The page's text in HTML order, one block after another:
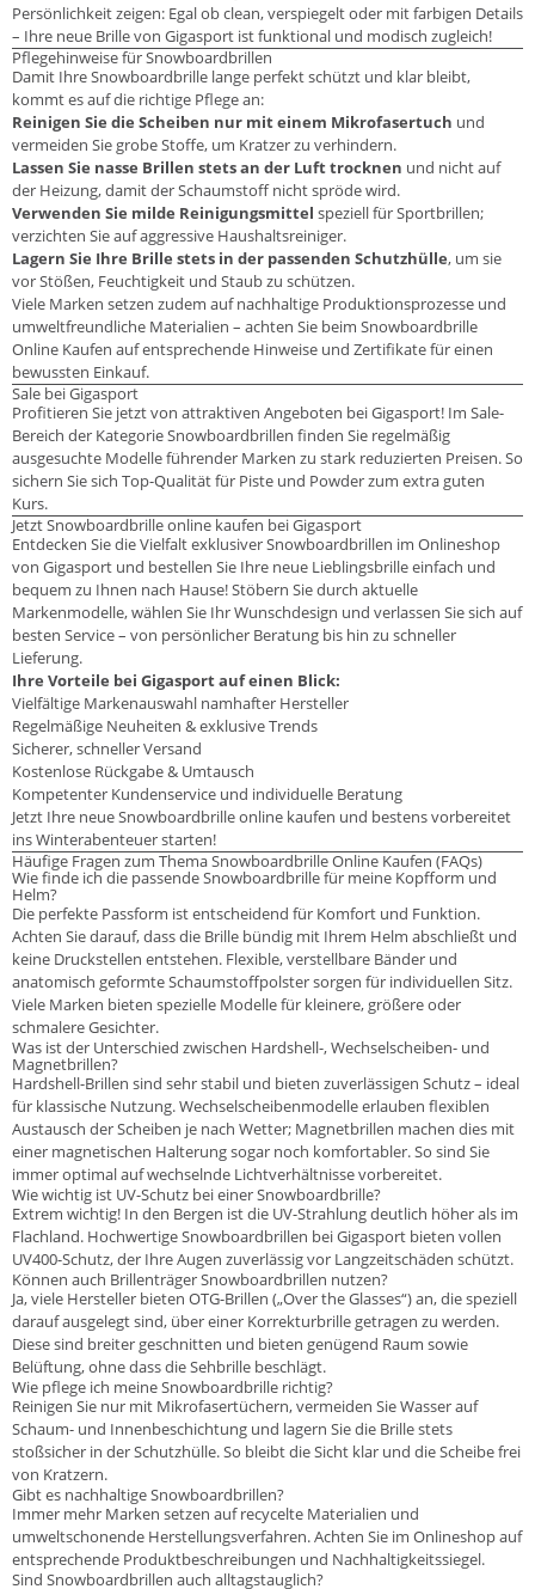
Persönlichkeit zeigen: Egal ob clean, verspiegelt oder mit farbigen Details
– Ihre neue Brille von Gigasport ist funktional und modisch zugleich!
Pflegehinweise für Snowboardbrillen
Damit Ihre Snowboardbrille lange perfekt schützt und klar bleibt,
kommt es auf die richtige Pflege an:
Reinigen Sie die Scheiben nur mit einem Mikrofasertuch und
vermeiden Sie grobe Stoffe, um Kratzer zu verhindern.
Lassen Sie nasse Brillen stets an der Luft trocknen und nicht auf
der Heizung, damit der Schaumstoff nicht spröde wird.
Verwenden Sie milde Reinigungsmittel speziell für Sportbrillen;
verzichten Sie auf aggressive Haushaltsreiniger.
Lagern Sie Ihre Brille stets in der passenden Schutzhülle, um sie
vor Stößen, Feuchtigkeit und Staub zu schützen.
Viele Marken setzen zudem auf nachhaltige Produktionsprozesse und
umweltfreundliche Materialien – achten Sie beim Snowboardbrille
Online Kaufen auf entsprechende Hinweise und Zertifikate für einen
bewussten Einkauf.
Sale bei Gigasport
Profitieren Sie jetzt von attraktiven Angeboten bei Gigasport! Im Sale-
Bereich der Kategorie Snowboardbrillen finden Sie regelmäßig
ausgesuchte Modelle führender Marken zu stark reduzierten Preisen. So
sichern Sie sich Top-Qualität für Piste und Powder zum extra guten
Kurs.
Jetzt Snowboardbrille online kaufen bei Gigasport
Entdecken Sie die Vielfalt exklusiver Snowboardbrillen im Onlineshop
von Gigasport und bestellen Sie Ihre neue Lieblingsbrille einfach und
bequem zu Ihnen nach Hause! Stöbern Sie durch aktuelle
Markenmodelle, wählen Sie Ihr Wunschdesign und verlassen Sie sich auf
besten Service – von persönlicher Beratung bis hin zu schneller
Lieferung.
Ihre Vorteile bei Gigasport auf einen Blick:
Vielfältige Markenauswahl namhafter Hersteller
Regelmäßige Neuheiten & exklusive Trends
Sicherer, schneller Versand
Kostenlose Rückgabe & Umtausch
Kompetenter Kundenservice und individuelle Beratung
Jetzt Ihre neue Snowboardbrille online kaufen und bestens vorbereitet
ins Winterabenteuer starten!
Häufige Fragen zum Thema Snowboardbrille Online Kaufen (FAQs)
Wie finde ich die passende Snowboardbrille für meine Kopfform und
Helm?
Die perfekte Passform ist entscheidend für Komfort und Funktion.
Achten Sie darauf, dass die Brille bündig mit Ihrem Helm abschließt und
keine Druckstellen entstehen. Flexible, verstellbare Bänder und
anatomisch geformte Schaumstoffpolster sorgen für individuellen Sitz.
Viele Marken bieten spezielle Modelle für kleinere, größere oder
schmalere Gesichter.
Was ist der Unterschied zwischen Hardshell-, Wechselscheiben- und
Magnetbrillen?
Hardshell-Brillen sind sehr stabil und bieten zuverlässigen Schutz – ideal
für klassische Nutzung. Wechselscheibenmodelle erlauben flexiblen
Austausch der Scheiben je nach Wetter; Magnetbrillen machen dies mit
einer magnetischen Halterung sogar noch komfortabler. So sind Sie
immer optimal auf wechselnde Lichtverhältnisse vorbereitet.
Wie wichtig ist UV-Schutz bei einer Snowboardbrille?
Extrem wichtig! In den Bergen ist die UV-Strahlung deutlich höher als im
Flachland. Hochwertige Snowboardbrillen bei Gigasport bieten vollen
UV400-Schutz, der Ihre Augen zuverlässig vor Langzeitschäden schützt.
Können auch Brillenträger Snowboardbrillen nutzen?
Ja, viele Hersteller bieten OTG-Brillen („Over the Glasses“) an, die speziell
darauf ausgelegt sind, über einer Korrekturbrille getragen zu werden.
Diese sind breiter geschnitten und bieten genügend Raum sowie
Belüftung, ohne dass die Sehbrille beschlägt.
Wie pflege ich meine Snowboardbrille richtig?
Reinigen Sie nur mit Mikrofasertüchern, vermeiden Sie Wasser auf
Schaum- und Innenbeschichtung und lagern Sie die Brille stets
stoßsicher in der Schutzhülle. So bleibt die Sicht klar und die Scheibe frei
von Kratzern.
Gibt es nachhaltige Snowboardbrillen?
Immer mehr Marken setzen auf recycelte Materialien und
umweltschonende Herstellungsverfahren. Achten Sie im Onlineshop auf
entsprechende Produktbeschreibungen und Nachhaltigkeitssiegel.
Sind Snowboardbrillen auch alltagstauglich?